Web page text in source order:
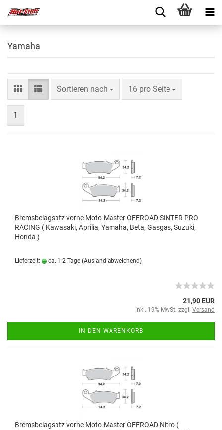
Yamaha
Sortieren nach 16 pro Seite
1
Bremsbelagsatz vorne Moto-Master OFFROAD SINTER PRO
RACING ( Kawasaki, Aprilia, Yamaha, Beta, Gasgas, Suzuki,
Honda )
Lieferzeit: ca. 1-2 Tage (Ausland abweichend)
21,90 EUR
inkl. 19% MwSt. zzgl. Versand
IN DEN WARENKORB
Bremsbelagsatz vorne Moto-Master OFFROAD Nitro (